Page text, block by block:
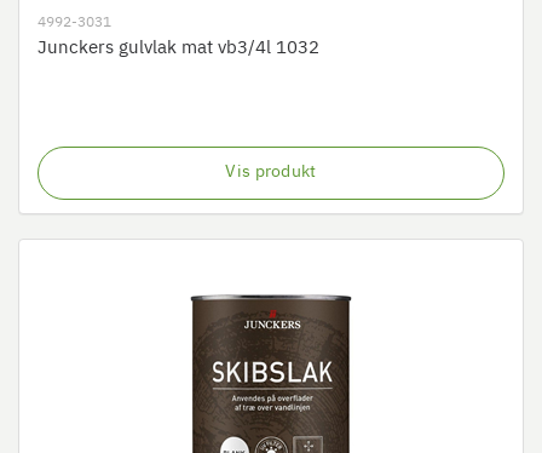
4992-3031
Junckers gulvlak mat vb3/4l 1032
Vis produkt